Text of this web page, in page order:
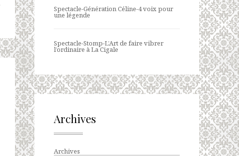
Spectacle-Génération Céline-4 voix pour
une légende
Spectacle-Stomp-L’Art de faire vibrer
l’ordinaire à La Cigale
Archives
Archives